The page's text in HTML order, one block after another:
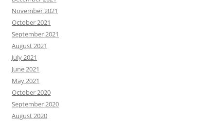
November 2021
October 2021
September 2021
August 2021
July 2021
June 2021
May 2021
October 2020
September 2020
August 2020